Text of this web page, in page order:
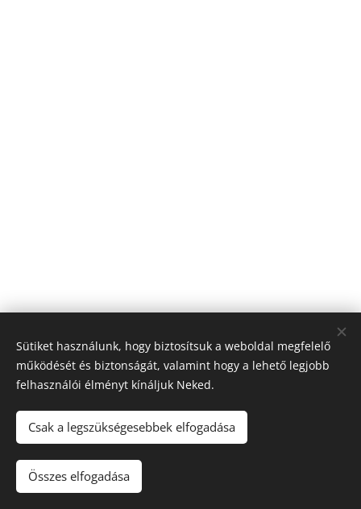
© 2026 Nagyfólia Kft. Minden jog fenntartva
Sütik
Sütiket használunk, hogy biztosítsuk a weboldal megfelelő
működését és biztonságát, valamint hogy a lehető legjobb
felhasználói élményt kínáljuk Neked.
Csak a legszükségesebbek elfogadása
Összes elfogadása